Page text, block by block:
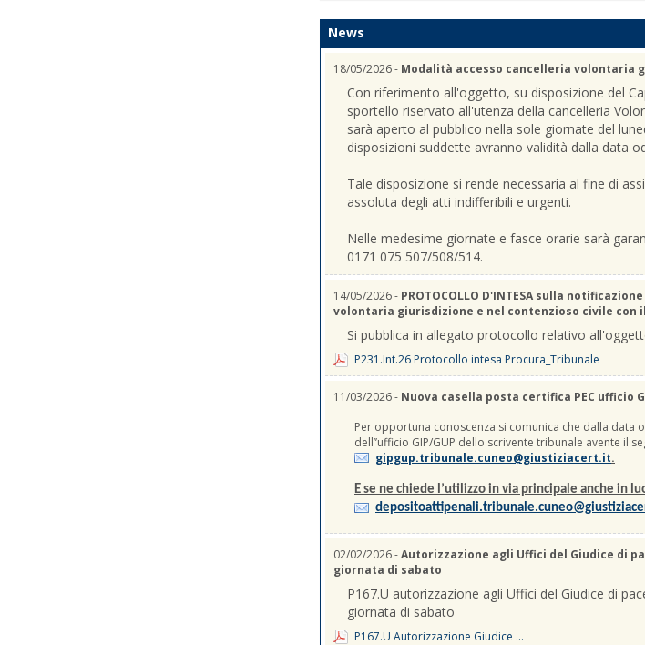
News
18/05/2026 - Modalità accesso cancelleria volontaria
Con riferimento all'oggetto, su disposizione del
sportello riservato all'utenza della cancelleria
sarà aperto al pubblico nella sole giornate del
disposizioni suddette avranno validità dalla data
Tale disposizione si rende necessaria al fine di
assoluta degli atti indifferibili e urgenti.
Nelle medesime giornate e fasce orarie sarà
0171 075 507/508/514.
14/05/2026 - PROTOCOLLO D'INTESA sulla
volontaria giurisdizione e nel contenzioso civile con
Si pubblica in allegato protocollo relativo
P231.Int.26 Protocollo intesa Procura_Tribunale
11/03/2026 - Nuova casella posta certifica PEC ufficio
Per opportuna conoscenza si comunica che dalla data
dell’’ufficio GIP/GUP dello scrivente tribunale avente il
gipgup.tribunale.cuneo@giustiziacert.it.
E se ne chiede l’utilizzo in via principale anche in
02/02/2026 -Autorizzazione agli Uffici del Giudice di
giornata di sabato
P167.U autorizzazione agli Uffici del Giudice di
giornata di sabato
P167.U Autorizzazione Giudice ...